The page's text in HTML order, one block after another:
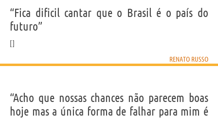
“Fica dificil cantar que o Brasil é o país do
futuro”
RENATO RUSSO
“Acho que nossas chances não parecem boas
hoje mas a única forma de falhar para mim é